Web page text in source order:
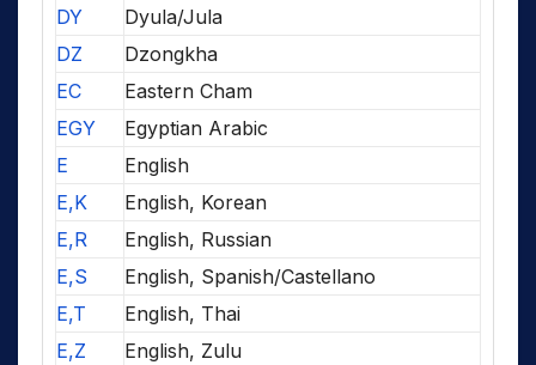
DY
Dyula/Jula
DZ
Dzongkha
EC
Eastern Cham
EGY
Egyptian Arabic
E
English
E,K
English, Korean
E,R
English, Russian
E,S
English, Spanish/Castellano
E,T
English, Thai
E,Z
English, Zulu